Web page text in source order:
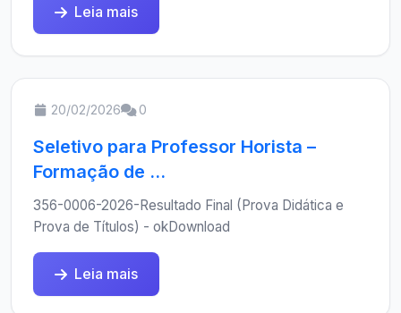
Leia mais
20/02/2026 0
Seletivo para Professor Horista –
Formação de ...
356-0006-2026-Resultado Final (Prova Didática e
Prova de Títulos) - okDownload
Leia mais